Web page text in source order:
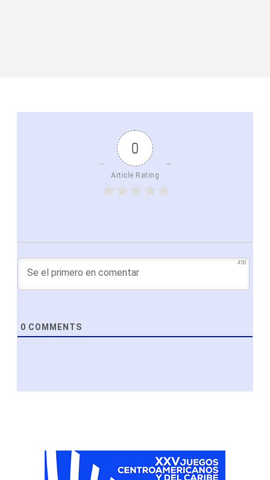
0
Article Rating
450
0 COMMENTS